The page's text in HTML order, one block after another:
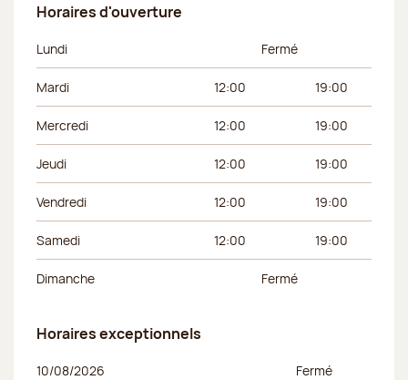
Horaires d'ouverture
Jour de la semaine Horaires du matin
Lundi Fermé
Mardi 12:00 19:00
Mercredi 12:00 19:00
Jeudi 12:00 19:00
Vendredi 12:00 19:00
Samedi 12:00 19:00
Dimanche Fermé
Horaires exceptionnels
Jour de la semaine Horaires de
10/08/2026 Fermé